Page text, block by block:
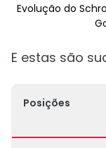
Evolução do
E estas são
Posições